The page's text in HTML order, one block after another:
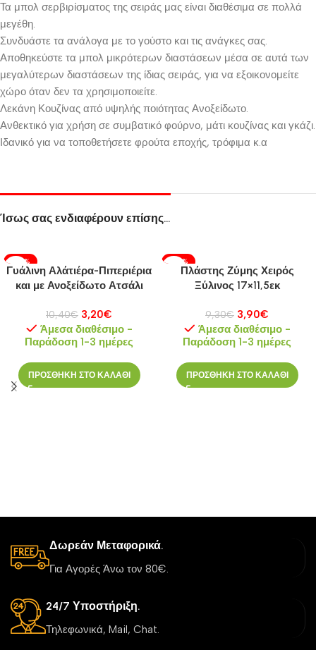
Τα μπολ σερβιρίσματος της σειράς μας είναι διαθέσιμα σε πολλά
μεγέθη.
Συνδυάστε τα ανάλογα με το γούστο και τις ανάγκες σας.
Αποθηκεύστε τα μπολ μικρότερων διαστάσεων μέσα σε αυτά των
μεγαλύτερων διαστάσεων της ίδιας σειράς, για να εξοικονομείτε
χώρο όταν δεν τα χρησιμοποιείτε.
Λεκάνη Κουζίνας από υψηλής ποιότητας Ανοξείδωτο.
Ανθεκτικό για χρήση σε συμβατικό φούρνο, μάτι κουζίνας και γκάζι.
Ιδανικό για να τοποθετήσετε φρούτα εποχής, τρόφιμα κ.α
Ίσως σας ενδιαφέρουν επίσης…
-69%
Γυάλινη Αλάτιέρα-Πιπεριέρια
και με Ανοξείδωτο Ατσάλι
10,40€ 3,20€
Άμεσα διαθέσιμο -
Παράδοση 1-3 ημέρες
ΠΡΟΣΘΗΚΗ ΣΤΟ ΚΑΛΑΘΙ
-58%
Πλάστης Ζύμης Χειρός
Ξύλινος 17×11,5εκ
9,30€ 3,90€
Άμεσα διαθέσιμο -
Παράδοση 1-3 ημέρες
ΠΡΟΣΘΗΚΗ ΣΤΟ ΚΑΛΑΘΙ
Δωρεάν Μεταφορικά.
Για Αγορές Άνω τον 80€.
24/7 Υποστήριξη.
Τηλεφωνικά, Mail, Chat.